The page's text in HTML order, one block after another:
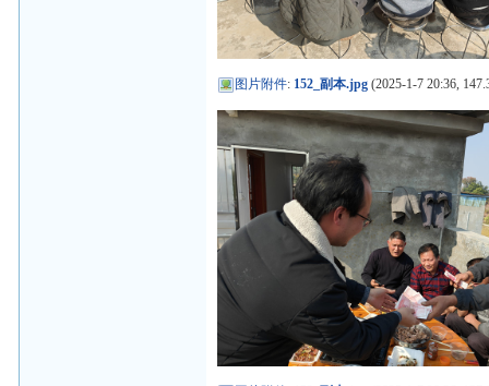
图片附件: 152_副本.jpg (2025-1-7 20:36,